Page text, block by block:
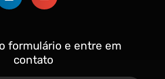
formulário e entre em
contato